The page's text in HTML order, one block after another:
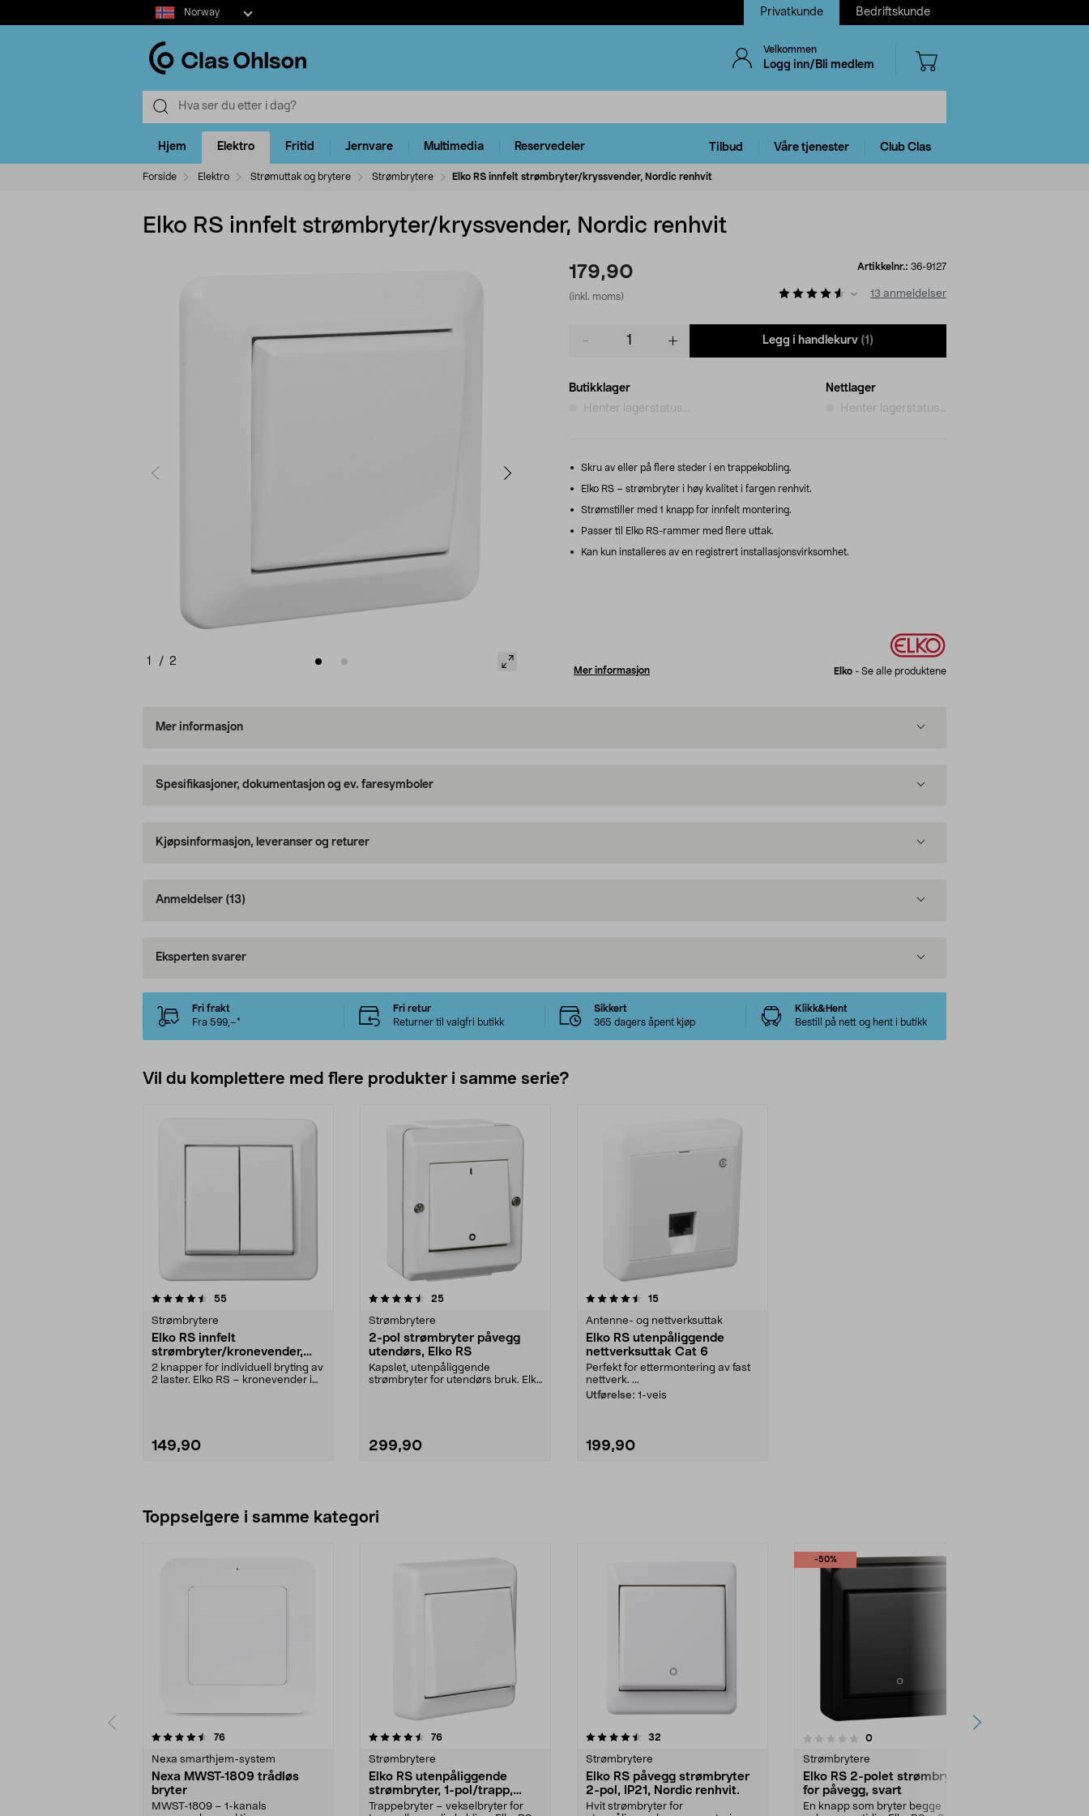
Select
market
Norway Privatkunde Bedriftskunde
Velkommen
Logg inn/Bli medlem
Hjem Elektro Fritid Jernvare Multimedia Reservedeler Tilbud Våre tjenester Club Clas
Forside Elektro Strømuttak og brytere Strømbrytere Elko RS innfelt strømbryter/kryssvender, Nordic renhvit
Elko RS innfelt strømbryter/kryssvender, Nordic renhvit
1 / 2
179,90
(inkl. moms)
Artikkelnr.: 36-9127
13 anmeldelser
Legg i handlekurv (1)
Butikklager
Henter lagerstatus...
Nettlager
Henter lagerstatus...
Skru av eller på flere steder i en trappekobling.
Elko RS – strømbryter i høy kvalitet i fargen renhvit.
Strømstiller med 1 knapp for innfelt montering.
Passer til Elko RS-rammer med flere uttak.
Kan kun installeres av en registrert installasjonsvirksomhet.
Mer informasjon Elko - Se alle produktene
Mer informasjon
Spesifikasjoner, dokumentasjon og ev. faresymboler
Kjøpsinformasjon, leveranser og returer
Anmeldelser (13)
Eksperten svarer
Fri frakt
Fra 599,–*
Fri retur
Returner til valgfri butikk
Sikkert
365 dagers åpent kjøp
Klikk&Hent
Bestill på nett og hent i butikk
Vil du komplettere med flere produkter i samme serie?
55anmeldelser
Strømbrytere
Elko RS innfelt
strømbryter/kronevender,
Nordic renhvit
2 knapper for individuell bryting av
2 laster. Elko RS – kronevender i
149,90
4.5av 5 stjerner 25anmeldelser
Strømbrytere
2-pol strømbryter påvegg
utendørs, Elko RS
Kapslet, utenpåliggende
strømbryter for utendørs bruk. Elko
299,90
4.5av 5 stjerner 15anmeldelser
Antenne- og nettverksuttak
Elko RS utenpåliggende
nettverksuttak Cat 6
Perfekt for ettermontering av fast
nettverk. ...
Utførelse: 1-veis
199,90
Toppselgere i samme kategori
76anmeldelser
Nexa smarthjem-system
Nexa MWST-1809 trådløs
bryter
MWST-1809 – 1-kanals
4.5 av 5 stjerner 76anmeldelser
Strømbrytere
Elko RS utenpåliggende
strømbryter, 1-pol/trapp,
Nordic renhvit
Trappebryter – vekselbryter for
4.5 av 5 stjerner 32
Strømbrytere
Elko RS påvegg strømbryter
2-pol, IP21, Nordic renhvit.
Hvit strømbryter for
-50%
0.0 av 5 stjerner 0anmeldelser
Strømbrytere
Elko RS 2-polet strømbryter
for påvegg, svart
Én knapp som bryter begge
4.5 av 5 stjerner